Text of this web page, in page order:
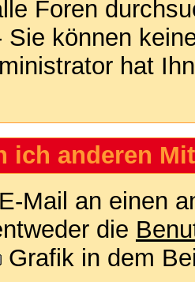
Foren
Sie können
hat
ich anderen
Mail an einen
die
Grafik in dem